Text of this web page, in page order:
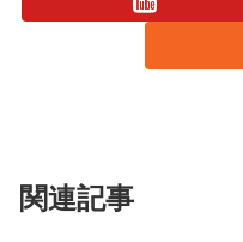
関連記事